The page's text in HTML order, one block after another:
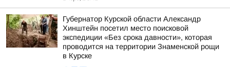
Губернатор Курской области Александр
Хинштейн посетил место поисковой
экспедиции «Без срока давности», которая
проводится на территории Знаменской рощи
в Курске